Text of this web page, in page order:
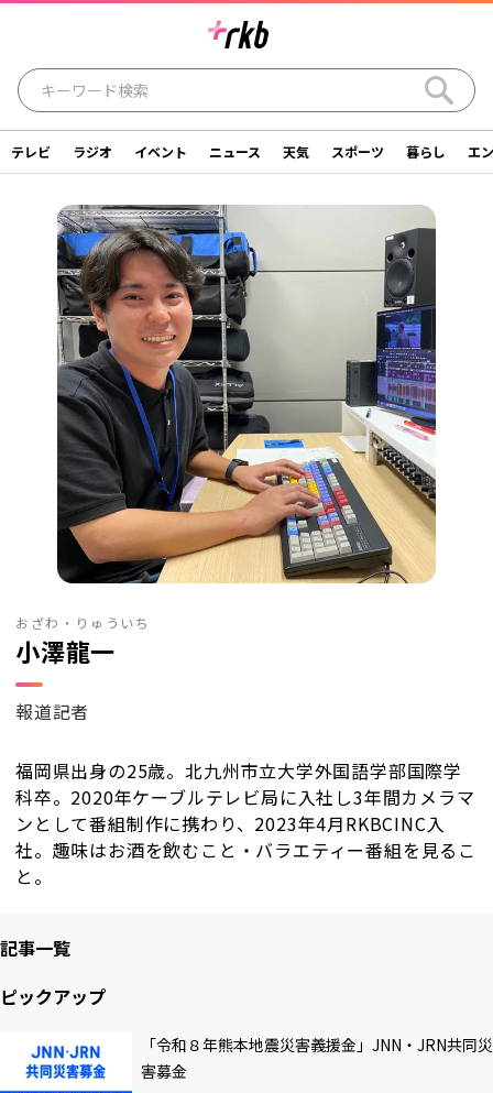
テレビ ラジオ イベント ニュース
天気 スポーツ エンタメ
SDGs アナウンサー シリーズ
投稿 ショッピング
ご意見・お問い合わせ
後援依頼申請について
スタジオ見学について
採用情報について
会社情報
RKB毎日ホールディングス
RKB毎日放送株式会社
関連会社
サイトポリシー
視聴データ取り扱いについて
著作権とリンク
利用者情報の外部送信について
テレビ ラジオ イベント ニュース 天気 スポーツ 暮らし エ
おざわ・りゅういち
小澤龍一
報道記者
福岡県出身の25歳。北九州市立大学外国語学部国際学
科卒。2020年ケーブルテレビ局に入社し3年間カメラマ
ンとして番組制作に携わり、2023年4月RKBCINC入
社。趣味はお酒を飲むこと・バラエティー番組を見るこ
と。
記事一覧
ピックアップ
「令和８年熊本地震災害義援金」JNN・JRN共同災
害募金